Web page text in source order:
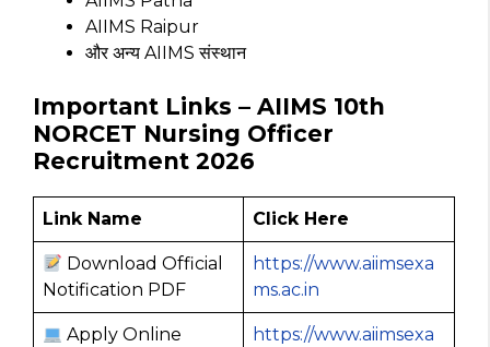
AIIMS Raipur
और अन्य AIIMS संस्थान
Important Links – AIIMS 10th
NORCET Nursing Officer
Recruitment 2026
Link Name Click Here
Download Official
Notification PDF
https://www.aiimsexa
ms.ac.in
Apply Online
https://www.aiimsexa